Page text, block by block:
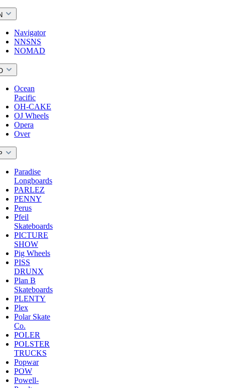
Navigator
NNSNS
NOMAD
Ocean
Pacific
OH-CAKE
OJ Wheels
Opera
Over
Paradise
Longboards
PARLEZ
PENNY
Perus
Pfeil
Skateboards
PICTURE
SHOW
Pig Wheels
PISS
DRUNX
Plan B
Skateboards
PLENTY
Plex
Polar Skate
Co.
POLER
POLSTER
TRUCKS
Popwar
POW
Powell-